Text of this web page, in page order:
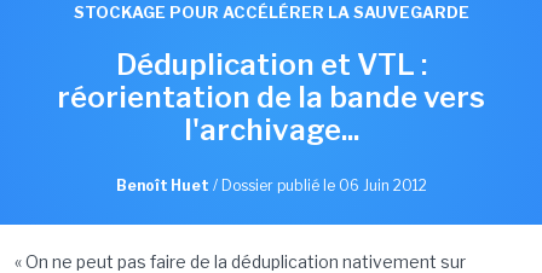
STOCKAGE POUR ACCÉLÉRER LA SAUVEGARDE
Déduplication et VTL :
réorientation de la bande vers
l'archivage...
Benoît Huet / Dossier publié le 06 Juin 2012
« On ne peut pas faire de la déduplication nativement sur